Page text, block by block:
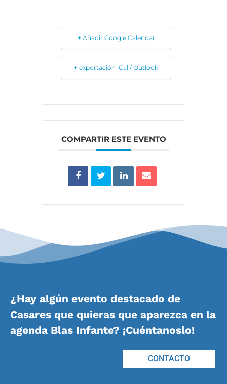
+ Añadir Google Calendar
+ exportación iCal / Outlook
COMPARTIR ESTE EVENTO
¿Hay algún evento destacado de
Casares que quieras que aparezca en la
agenda Blas Infante? ¡Cuéntanoslo!
CONTACTO